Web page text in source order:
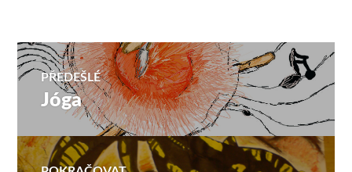
Navigace
pro
příspěvek
PŘEDEŠLÉ
Předchozí
příspěvek:
Jóga